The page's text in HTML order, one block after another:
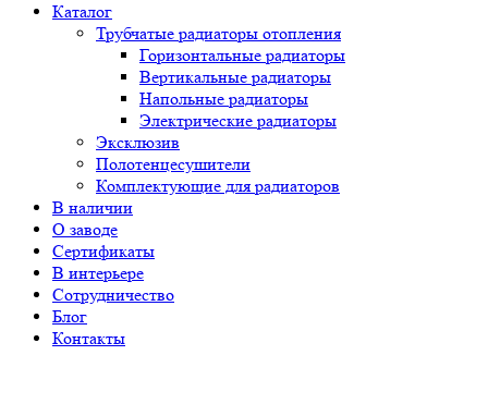
Каталог
Трубчатые радиаторы отопления
Горизонтальные радиаторы
Вертикальные радиаторы
Напольные радиаторы
Электрические радиаторы
Эксклюзив
Полотенцесушители
Комплектующие для радиаторов
В наличии
О заводе
Сертификаты
В интерьере
Сотрудничество
Блог
Контакты